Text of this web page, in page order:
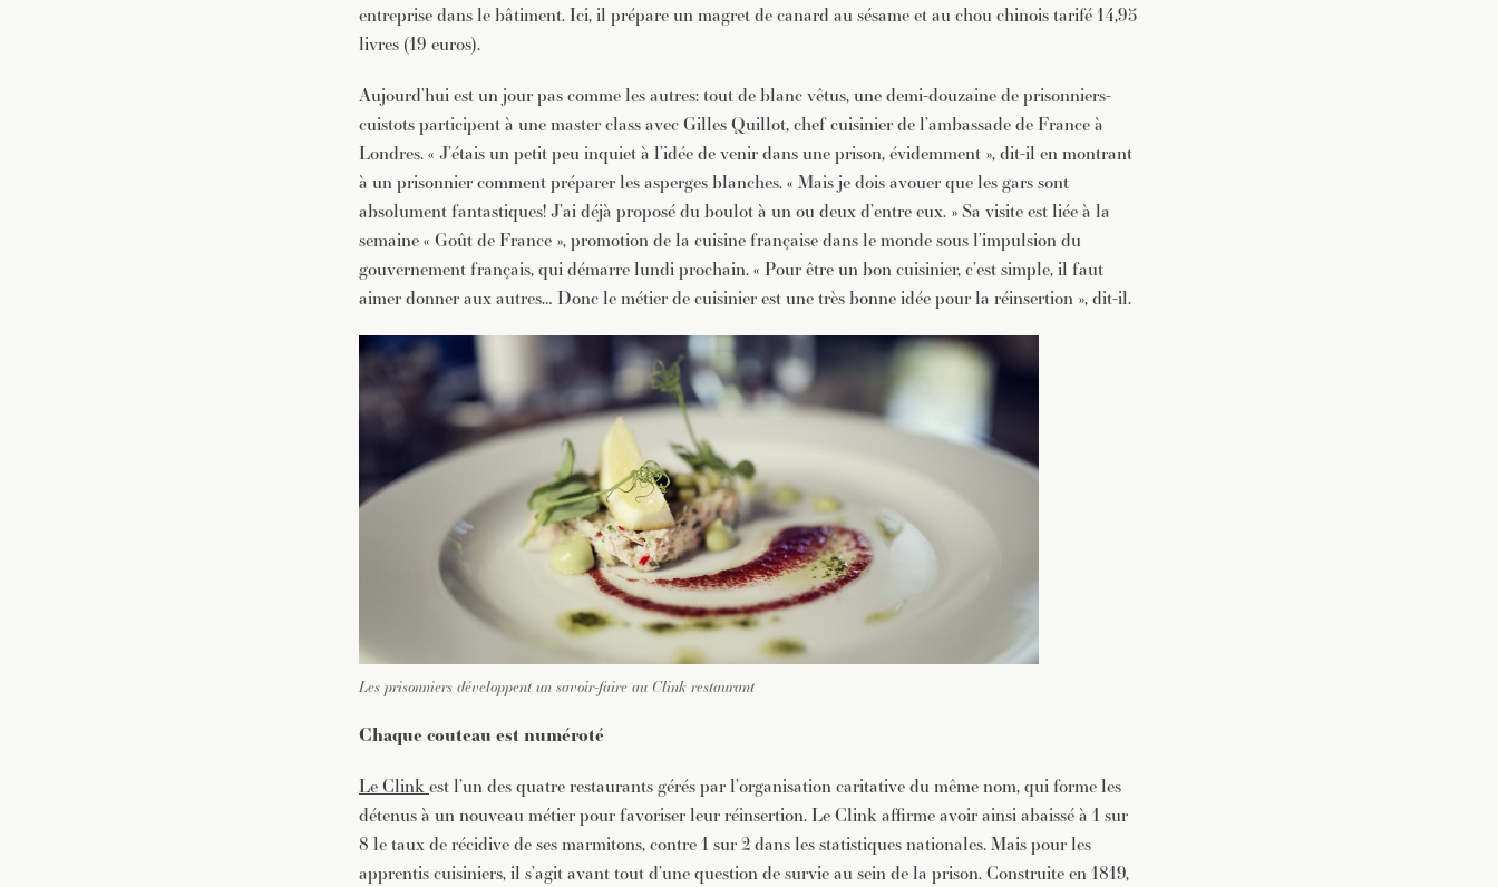
entreprise dans le bâtiment. Ici, il prépare un magret de canard au sésame et au chou chinois tarifé 14,95
livres (19 euros).
Aujourd’hui est un jour pas comme les autres: tout de blanc vêtus, une demi-douzaine de prisonniers-
cuistots participent à une master class avec Gilles Quillot, chef cuisinier de l’ambassade de France à
Londres. « J’étais un petit peu inquiet à l’idée de venir dans une prison, évidemment », dit-il en montrant
à un prisonnier comment préparer les asperges blanches. « Mais je dois avouer que les gars sont
absolument fantastiques! J’ai déjà proposé du boulot à un ou deux d’entre eux. » Sa visite est liée à la
semaine « Goût de France », promotion de la cuisine française dans le monde sous l’impulsion du
gouvernement français, qui démarre lundi prochain. « Pour être un bon cuisinier, c’est simple, il faut
aimer donner aux autres… Donc le métier de cuisinier est une très bonne idée pour la réinsertion », dit-il.
Les prisonniers développent un savoir-faire au Clink restaurant
Chaque couteau est numéroté
Le Clinkest l’un des quatre restaurants gérés par l’organisation caritative du même nom, qui forme les
détenus à un nouveau métier pour favoriser leur réinsertion. Le Clink affirme avoir ainsi abaissé à 1 sur
8 le taux de récidive de ses marmitons, contre 1 sur 2 dans les statistiques nationales. Mais pour les
apprentis cuisiniers, il s’agit avant tout d’une question de survie au sein de la prison. Construite en 1819,